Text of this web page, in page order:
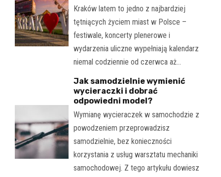
Kraków latem to jedno z najbardziej
tętniących życiem miast w Polsce –
festiwale, koncerty plenerowe i
wydarzenia uliczne wypełniają kalendarz
niemal codziennie od czerwca aż…
Jak samodzielnie wymienić
wycieraczki i dobrać
odpowiedni model?
Wymianę wycieraczek w samochodzie z
powodzeniem przeprowadzisz
samodzielnie, bez konieczności
korzystania z usług warsztatu mechaniki
samochodowej. Z tego artykułu dowiesz